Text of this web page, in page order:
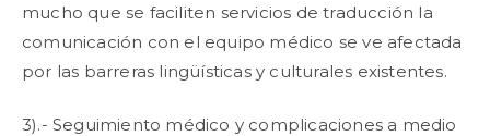
mucho que se faciliten servicios de traducción la
comunicación con el equipo médico se ve afectada
por las barreras lingüísticas y culturales existentes.
3).- Seguimiento médico y complicaciones a medio